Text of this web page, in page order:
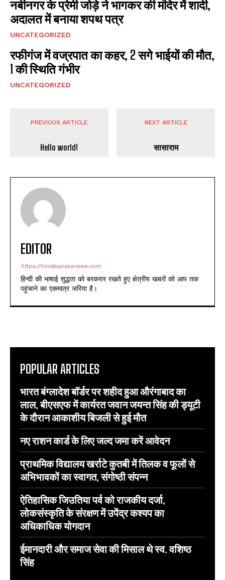
I WANT IN
I've read and accept the
नबीनगर के प्रेमी जोड़े ने भागकर की मंदिर में शादी,
अदालत में बनाया शपथ पत्र
UNCATEGORIZED
रफीगंज में वज्रपात का कहर, 2 सगे भाईयों की मौत,
1 की स्थिति गंभीर
UNCATEGORIZED
PREVIOUS ARTICLE
Hello world!
NEXT ARTICLE
सासाराम
EDITOR
https://hindexpressnews.com
हिन्दी की भाषाई शुद्धता को बरकरार रखते हुए क्षेत्रीय खबरों को आप तक
पहुंचाने का एकमात्र जरिया है।
POPULAR ARTICLES
भारत बंग्लादेश बॉर्डर पर शहीद हुआ औरंगाबाद का
लाल, बीएसएफ में कार्यरत जवान जयन्त सिंह की ड्यूटी
के दौरान आकाशीय बिजली से हुई मौत
नए राशन कार्ड के लिए जल्द जमा करें आवेदन
प्राथमिक विद्यालय खर्राटे कुतबी में तिलक व फूलों से
अभिभावकों का स्वागत, संगोष्ठी संपन्न
ऐतिहासिक जिउतिया पर्व को राजकीय दर्जा,
लोकसंस्कृति के संरक्षण में उपेंद्र कश्यप का
अधिकाधिक योगदान
ईमानदारी और समाज सेवा की मिसाल थे स्व. वशिष्ठ
सिंह